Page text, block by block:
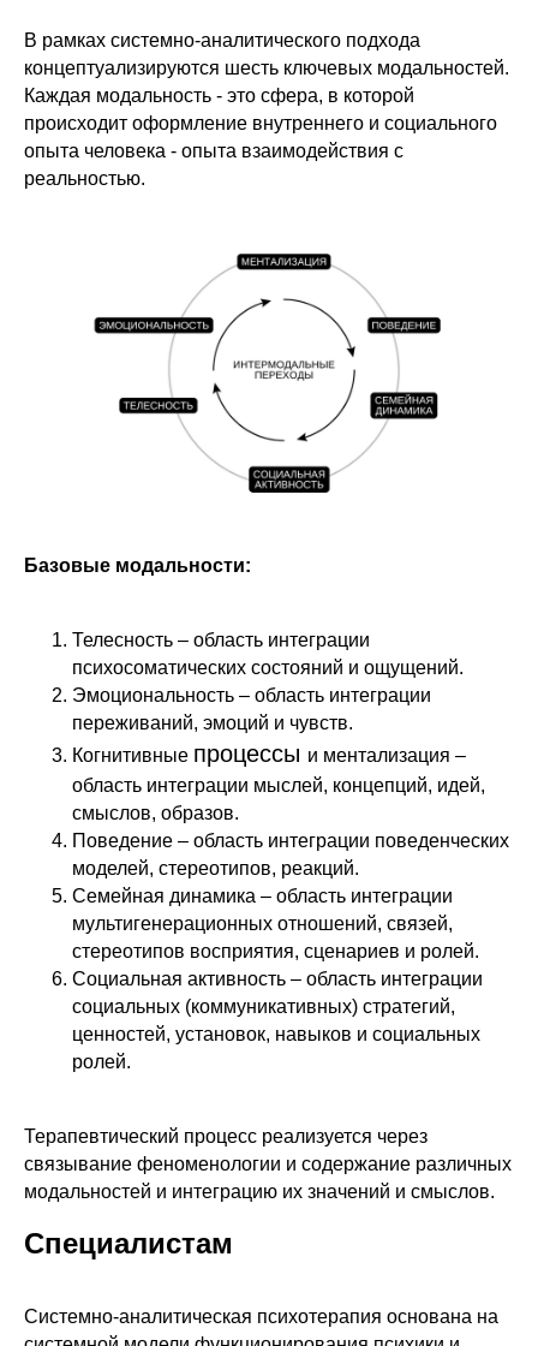
В рамках системно-аналитического подхода
концептуализируются шесть ключевых модальностей.
Каждая модальность - это сфера, в которой
происходит оформление внутреннего и социального
опыта человека - опыта взаимодействия с
реальностью.
Базовые модальности:
Телесность – область интеграции
психосоматических состояний и ощущений.
Эмоциональность – область интеграции
переживаний, эмоций и чувств.
Когнитивные процессы и ментализация –
область интеграции мыслей, концепций, идей,
смыслов, образов.
Поведение – область интеграции поведенческих
моделей, стереотипов, реакций.
Семейная динамика – область интеграции
мультигенерационных отношений, связей,
стереотипов восприятия, сценариев и ролей.
Социальная активность – область интеграции
социальных (коммуникативных) стратегий,
ценностей, установок, навыков и социальных
ролей.
Терапевтический процесс реализуется через
связывание феноменологии и содержание различных
модальностей и интеграцию их значений и смыслов.
Специалистам
Системно-аналитическая психотерапия основана на